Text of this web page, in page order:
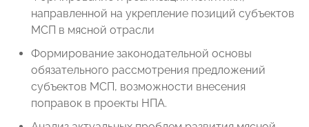
направленной на укрепление позиций субъектов
МСП в мясной отрасли
Формирование законодательной основы
обязательного рассмотрения предложений
субъектов МСП, возможности внесения
поправок в проекты НПА.